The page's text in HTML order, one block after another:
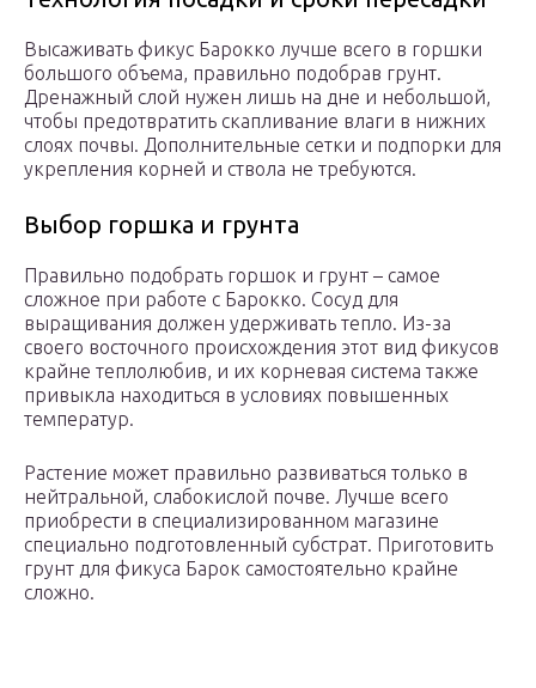
Высаживать фикус Барокко лучше всего в горшки
большого объема, правильно подобрав грунт.
Дренажный слой нужен лишь на дне и небольшой,
чтобы предотвратить скапливание влаги в нижних
слоях почвы. Дополнительные сетки и подпорки для
укрепления корней и ствола не требуются.
Выбор горшка и грунта
Правильно подобрать горшок и грунт – самое
сложное при работе с Барокко. Сосуд для
выращивания должен удерживать тепло. Из-за
своего восточного происхождения этот вид фикусов
крайне теплолюбив, и их корневая система также
привыкла находиться в условиях повышенных
температур.
Растение может правильно развиваться только в
нейтральной, слабокислой почве. Лучше всего
приобрести в специализированном магазине
специально подготовленный субстрат. Приготовить
грунт для фикуса Барок самостоятельно крайне
сложно.